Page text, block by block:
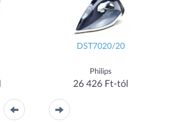
DST7020/20
Philips
26 426 Ft-tól